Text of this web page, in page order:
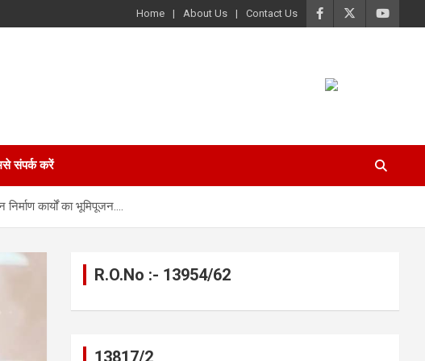
Home About Us Contact Us
संपर्क करें
कार्यों का भूमिपूजन….
R.O.No :- 13954/62
13817/2